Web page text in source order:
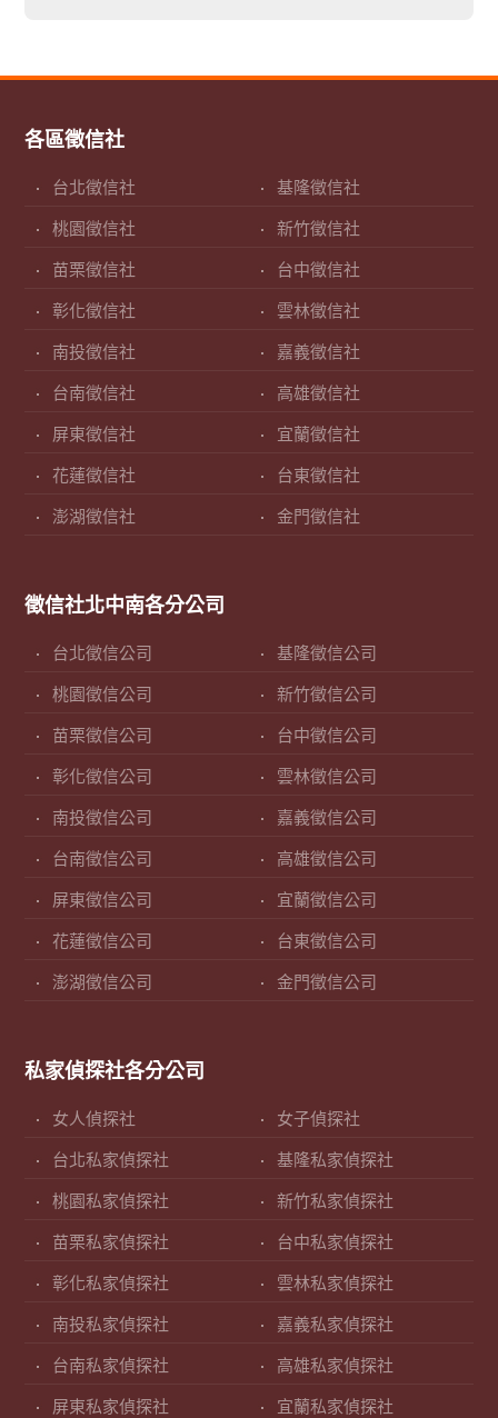
各區徵信社
台北徵信社 基隆徵信社
桃園徵信社 新竹徵信社
苗栗徵信社 台中徵信社
彰化徵信社 雲林徵信社
南投徵信社 嘉義徵信社
台南徵信社 高雄徵信社
屏東徵信社 宜蘭徵信社
花蓮徵信社 台東徵信社
澎湖徵信社 金門徵信社
徵信社北中南各分公司
台北徵信公司 基隆徵信公司
桃園徵信公司 新竹徵信公司
苗栗徵信公司 台中徵信公司
彰化徵信公司 雲林徵信公司
南投徵信公司 嘉義徵信公司
台南徵信公司 高雄徵信公司
屏東徵信公司 宜蘭徵信公司
花蓮徵信公司 台東徵信公司
澎湖徵信公司 金門徵信公司
私家偵探社各分公司
女人偵探社 女子偵探社
台北私家偵探社 基隆私家偵探社
桃園私家偵探社 新竹私家偵探社
苗栗私家偵探社 台中私家偵探社
彰化私家偵探社 雲林私家偵探社
南投私家偵探社 嘉義私家偵探社
台南私家偵探社 高雄私家偵探社
屏東私家偵探社 宜蘭私家偵探社